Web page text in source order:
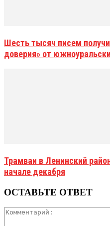
Шесть тысяч писем
доверия» от
Трамваи в Ленинский
начале декабря
ОСТАВЬТЕ ОТВЕТ